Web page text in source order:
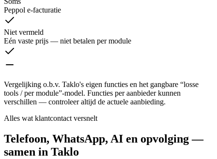
Peppol e-facturatie
Niet vermeld
Eén vaste prijs — niet betalen per module
Vergelijking o.b.v. Taklo's eigen functies en het gangbare “losse
tools / per module”-model. Functies per aanbieder kunnen
verschillen — controleer altijd de actuele aanbieding.
Alles wat klantcontact versnelt
Telefoon, WhatsApp, AI en opvolging —
samen in Taklo